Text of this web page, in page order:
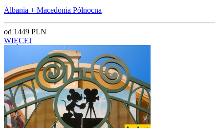
Albania + Macedonia Północna
od 1449 PLN
WIĘCEJ